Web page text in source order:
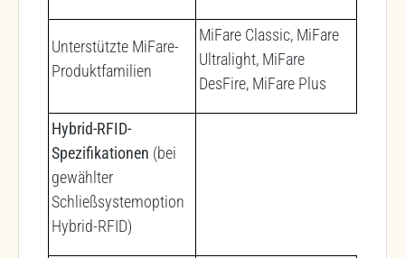
Unterstützte MiFare-
Produktfamilien
MiFare Classic, MiFare
Ultralight, MiFare
DesFire, MiFare Plus
Hybrid-RFID-
Spezifikationen (bei
gewählter
Schließsystemoption
Hybrid-RFID)